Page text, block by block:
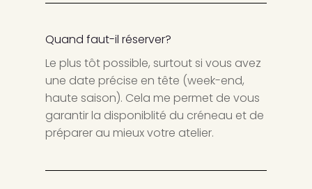
Quand faut-il réserver?
Le plus tôt possible, surtout si vous avez
une date précise en tête (week-end,
haute saison). Cela me permet de vous
garantir la disponiblité du créneau et de
préparer au mieux votre atelier.